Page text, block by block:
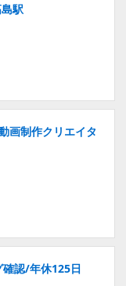
駅
画制作クリエイタ
認/年休125日